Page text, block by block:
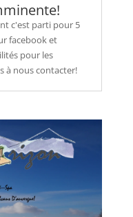
c'est parti pour 5
facebook et
pour les
à nous contacter!